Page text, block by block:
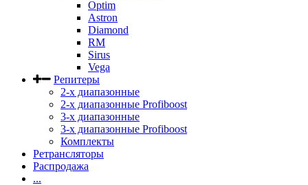
Optim
Astron
Diamond
RM
Sirus
Vega
Репитеры
2-х диапазонные
2-х диапазонные Profiboost
3-х диапазонные
3-х диапазонные Profiboost
Комплекты
Ретрансляторы
Распродажа
...